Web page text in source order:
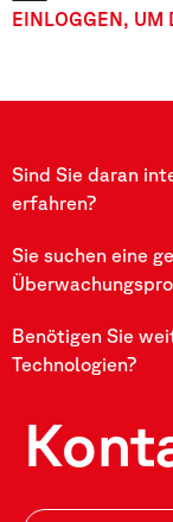
EINLOGGEN, UM
Sind Sie daran
erfahren?
Sie suchen eine
Benötigen Sie
Technologien?